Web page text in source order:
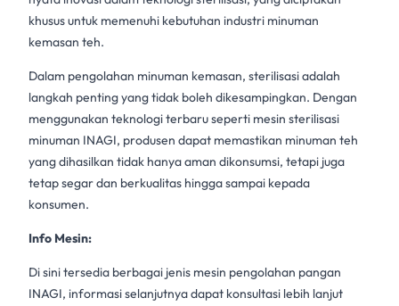
khusus untuk memenuhi kebutuhan industri minuman
kemasan teh.
Dalam pengolahan minuman kemasan, sterilisasiadalah
langkah penting yang tidak boleh dikesampingkan. Dengan
menggunakan teknologi terbaru seperti mesin sterilisasi
minuman INAGI, produsen dapat memastikan minuman teh
yang dihasilkan tidak hanya aman dikonsumsi, tetapi juga
tetap segar dan berkualitas hingga sampai kepada
konsumen.
Info Mesin:
Di sini tersedia berbagai jenis mesin pengolahan pangan
INAGI, informasi selanjutnya dapat konsultasi lebih lanjut